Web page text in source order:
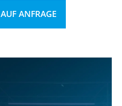
AUF ANFRAGE